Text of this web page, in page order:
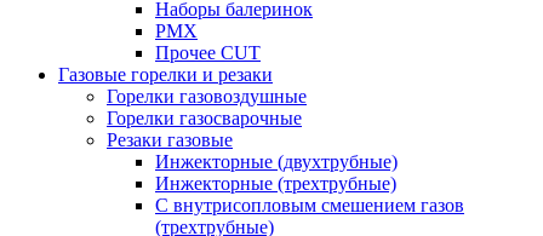
Наборы балеринок
PMX
Прочее CUT
Газовые горелки и резаки
Горелки газовоздушные
Горелки газосварочные
Резаки газовые
Инжекторные (двухтрубные)
Инжекторные (трехтрубные)
С внутрисопловым смешением газов
(трехтрубные)